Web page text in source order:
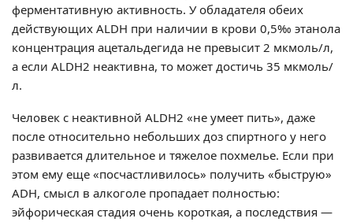
ферментативную активность. У обладателя обеих
действующих ALDH при наличии в крови 0,5‰ этанола
концентрация ацетальдегида не превысит 2 мкмоль/л,
а если ALDH2 неактивна, то может достичь 35 мкмоль/
л.
Человек с неактивной ALDH2 «не умеет пить», даже
после относительно небольших доз спиртного у него
развивается длительное и тяжелое похмелье. Если при
этом ему еще «посчастливилось» получить «быструю»
ADH, смысл в алкоголе пропадает полностью:
эйфорическая стадия очень короткая, а последствия —